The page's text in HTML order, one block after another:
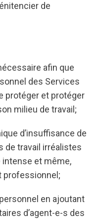
de
afin que
des Services
protéger et protéger
milieu de travail;
d’insuffisance de
de travail irréalistes
et même,
professionnel;
en ajoutant
d’agent-e-s des